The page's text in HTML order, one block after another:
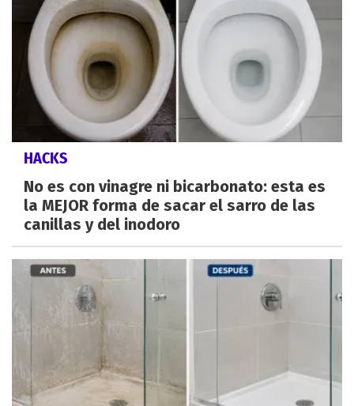
HACKS
No es con vinagre ni bicarbonato: esta es
la MEJOR forma de sacar el sarro de las
canillas y del inodoro